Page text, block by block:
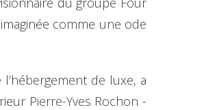
comme une ode
de luxe, a
Pierre-Yves Rochon -